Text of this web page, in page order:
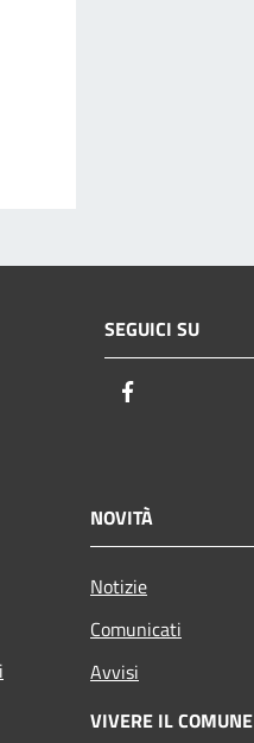
SEGUICI SU
NOVITÀ
Notizie
Comunicati
Avvisi
VIVERE IL COMUNE